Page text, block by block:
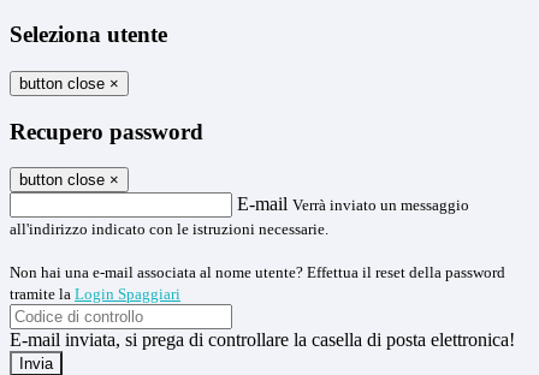
Seleziona utente
button close ×
Recupero password
button close ×
E-mail Verrà inviato un messaggio
all'indirizzo indicato con le istruzioni necessarie.
Non hai una e-mail associata al nome utente? Effettua il reset della password
tramite la Login Spaggiari
E-mail inviata, si prega di controllare la casella di posta elettronica!